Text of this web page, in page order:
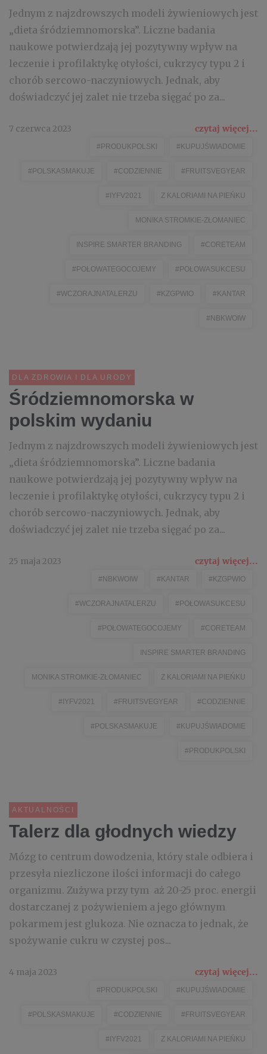
Jednym z najzdrowszych modeli żywieniowych jest
„dieta śródziemnomorska”. Liczne badania
naukowe potwierdzają jej pozytywny wpływ na
leczenie i profilaktykę otyłości, cukrzycy typu 2 i
chorób sercowo-naczyniowych. Jednak, aby
doświadczyć jej zalet nie trzeba sięgać po za...
7 czerwca 2023 czytaj więcej...
#PRODUKPOLSKI #KUPUJŚWIADOMIE
#POLSKASMAKUJE #CODZIENNIE #FRUITSVEGYEAR
#IYFV2021 Z KALORIAMI NA PIEŃKU
MONIKA STROMKIE-ZŁOMANIEC
INSPIRE SMARTER BRANDING #CORETEAM
#POŁOWATEGOCOJEMY #POŁOWASUKCESU
#WCZORAJNATALERZU #KZGPWIO #KANTAR
#NBKWOIW
DLA ZDROWIA I DLA URODY
Śródziemnomorska w
polskim wydaniu
Jednym z najzdrowszych modeli żywieniowych jest
„dieta śródziemnomorska”. Liczne badania
naukowe potwierdzają jej pozytywny wpływ na
leczenie i profilaktykę otyłości, cukrzycy typu 2 i
chorób sercowo-naczyniowych. Jednak, aby
doświadczyć jej zalet nie trzeba sięgać po za...
25 maja 2023 czytaj więcej...
#NBKWOIW #KANTAR #KZGPWIO
#WCZORAJNATALERZU #POŁOWASUKCESU
#POŁOWATEGOCOJEMY #CORETEAM
INSPIRE SMARTER BRANDING
MONIKA STROMKIE-ZŁOMANIEC Z KALORIAMI NA PIEŃKU
#IYFV2021 #FRUITSVEGYEAR #CODZIENNIE
#POLSKASMAKUJE #KUPUJŚWIADOMIE
#PRODUKPOLSKI
AKTUALNOŚCI
Talerz dla głodnych wiedzy
Mózg to centrum dowodzenia, który stale odbiera i
przesyła niezliczone ilości informacji do całego
organizmu. Zużywa przy tym aż 20-25 proc. energii
dostarczanej z pożywieniem a jego głównym
pokarmem jest glukoza. Nie oznacza to jednak, że
spożywanie cukru w czystej pos...
4 maja 2023 czytaj więcej...
#PRODUKPOLSKI #KUPUJŚWIADOMIE
#POLSKASMAKUJE #CODZIENNIE #FRUITSVEGYEAR
#IYFV2021 Z KALORIAMI NA PIEŃKU